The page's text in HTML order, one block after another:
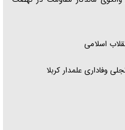
وفاداری علمدار کربلا